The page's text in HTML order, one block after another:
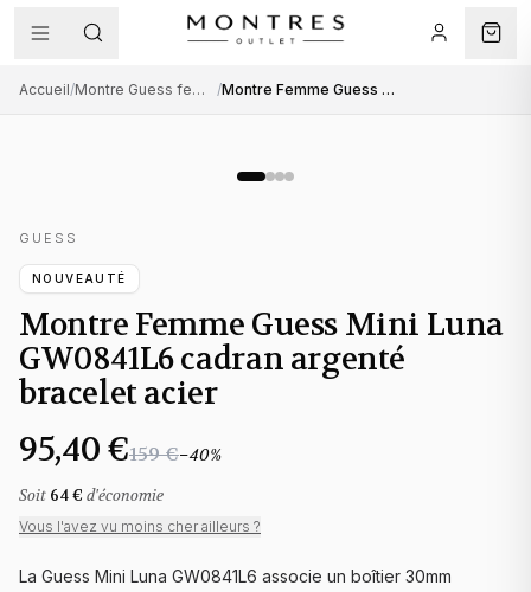
Accueil/ Montre Guess femme / Montre Femme Guess Mini Luna GW0841L6 cadran argenté bracelet acier
GUESS
NOUVEAUTÉ
Montre Femme Guess Mini Luna
GW0841L6 cadran argenté
bracelet acier
95,40 €159 €−40%
Soit 64 € d'économie
Vous l'avez vu moins cher ailleurs ?
La Guess Mini Luna GW0841L6 associe un boîtier 30mm